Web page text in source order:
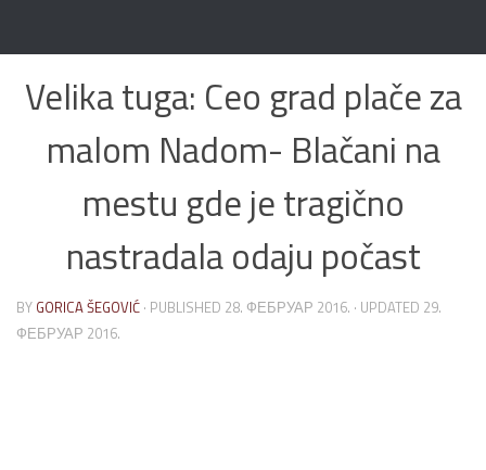
Velika tuga: Ceo grad plače za
malom Nadom- Blačani na
mestu gde je tragično
nastradala odaju počast
BY GORICA ŠEGOVIĆ · PUBLISHED 28. ФЕБРУАР 2016. · UPDATED 29.
ФЕБРУАР 2016.